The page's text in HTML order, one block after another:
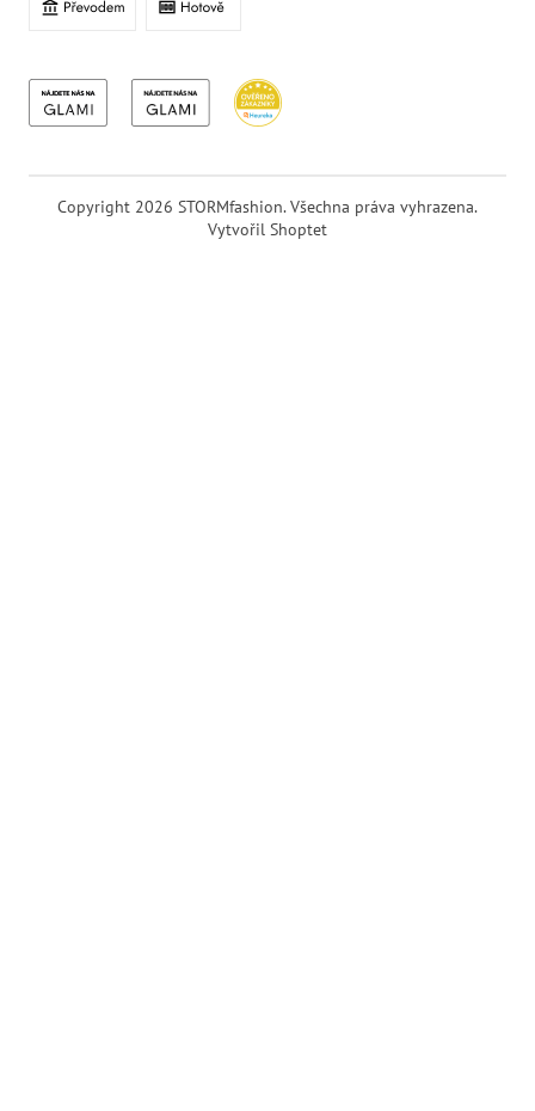
Vytvořil Shoptet
Copyright 2026 STORMfashion. Všechna práva vyhrazena.